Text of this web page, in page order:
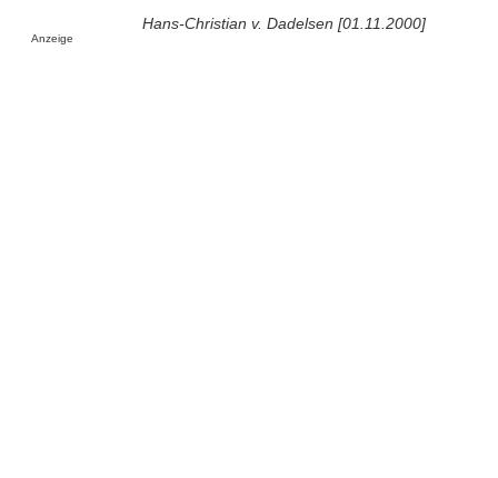
Hans-Christian v. Dadelsen [01.11.2000]
Anzeige